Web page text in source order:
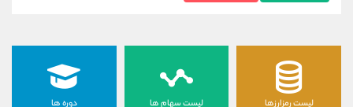
لیست رمزارزها لیست سهام ها دوره ها